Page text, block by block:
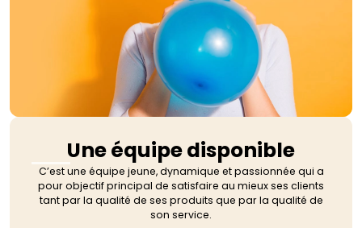
Une équipe disponible
C’est une équipe jeune, dynamique et passionnée qui a
pour objectif principal de satisfaire au mieux ses clients
tant par la qualité de ses produits que par la qualité de
son service.